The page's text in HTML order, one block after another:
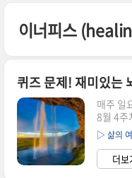
이너피스
퀴즈 문제! 재미있는
매주 일
8월 4주
드리는
들 때는
최선입
리는 문
▷ 삶의
더보